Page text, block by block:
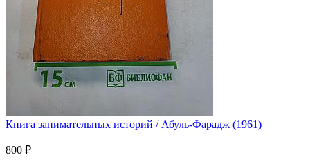
Книга занимательных историй / Абуль-Фарадж (1961)
800 ₽